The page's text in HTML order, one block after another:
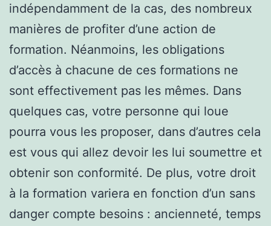
indépendamment de la cas, des nombreux
manières de profiter d’une action de
formation. Néanmoins, les obligations
d’accès à chacune de ces formations ne
sont effectivement pas les mêmes. Dans
quelques cas, votre personne qui loue
pourra vous les proposer, dans d’autres cela
est vous qui allez devoir les lui soumettre et
obtenir son conformité. De plus, votre droit
à la formation variera en fonction d’un sans
danger compte besoins : ancienneté, temps